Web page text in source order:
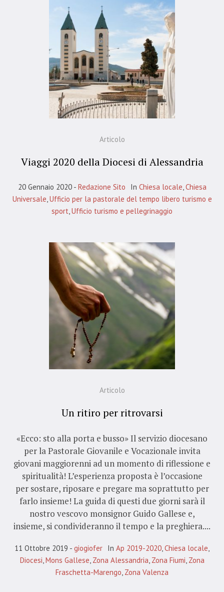
Articolo
Viaggi 2020 della Diocesi di Alessandria
20 Gennaio 2020 Redazione Sito In Chiesa locale Chiesa
Universale Ufficio per la pastorale del tempo libero turismo e
sport Ufficio turismo e pellegrinaggio
Articolo
Un ritiro per ritrovarsi
«Ecco: sto alla porta e busso» Il servizio diocesano
per la Pastorale Giovanile e Vocazionale invita
giovani maggiorenni ad un momento di riflessione e
spiritualità! L’esperienza proposta è l’occasione
per sostare, riposare e pregare ma soprattutto per
farlo insieme! La guida di questi due giorni sarà il
nostro vescovo monsignor Guido Gallese e,
insieme, si condivideranno il tempo e la preghiera....
11 Ottobre 2019 giogiofer In Ap 2019-2020 Chiesa locale
Diocesi Mons Gallese Zona Alessandria Zona Fiumi Zona
Fraschetta-Marengo Zona Valenza